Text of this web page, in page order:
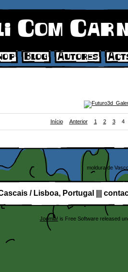
Com
Blog Autores
Início Anterior 1 2 3 4
moldura de
/ Lisboa, Portugal |||
Joomla! is Free Software released